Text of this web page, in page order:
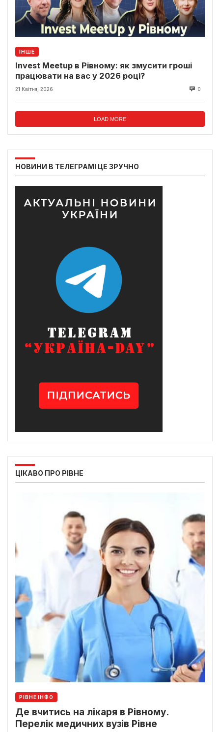
ІНШЕ
Invest Meetup в Рівному: як змусити гроші
працювати на вас у 2026 році?
21 Квітня, 2026 0
LOAD MORE
НОВИНИ В ТЕЛЕГРАМІ ЦЕ ЗРУЧНО
ЦІКАВО ПРО РІВНЕ
РІВНЕ ІНФО
Де вчитись на лікаря в Рівному.
Перелік медичних вузів Рівне